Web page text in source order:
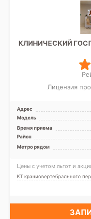
КЛИНИЧЕСКИЙ
Лицензия
Адрес
Модель
Время приема
Район
Метро рядом
Цены с учетом льгот и
КТ краниовертебрального